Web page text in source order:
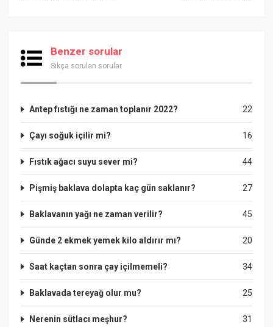
Benzer sorular
Sıkça sorulan sorular
22
Antep fıstığı ne zaman toplanır 2022?
16
Çayı soğuk içilir mi?
44
Fıstık ağacı suyu sever mi?
27
Pişmiş baklava dolapta kaç gün saklanır?
45
Baklavanın yağı ne zaman verilir?
20
Günde 2 ekmek yemek kilo aldırır mı?
34
Saat kaçtan sonra çay içilmemeli?
25
Baklavada tereyağ olur mu?
31
Nerenin sütlacı meşhur?